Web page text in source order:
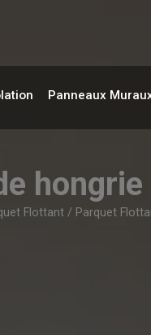
Panneaux
Flottant / Parquet